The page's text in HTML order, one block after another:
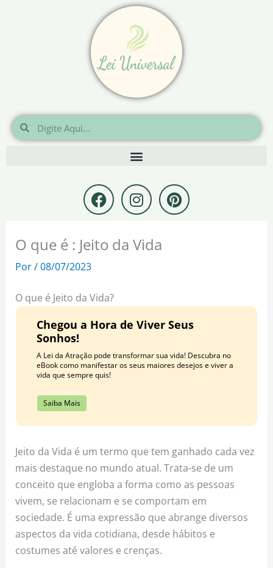
Pesquisar
Pesquisar
F
a
c
e
b
k
I
n
s
t
a
m
P
i
n
t
O que é : Jeito da Vida
Por/08/07/2023
O que é Jeito da Vida?
Chegou a Hora de Viver Seus
Sonhos!
A Lei da Atração pode transformar sua vida! Descubra no
eBook como manifestar os seus maiores desejos e viver a
vida que sempre quis!
Saiba Mais
Jeito da Vida é um termo que tem ganhado cada vez
mais destaque no mundo atual. Trata-se de um
conceito que engloba a forma como as pessoas
vivem, se relacionam e se comportam em
sociedade. É uma expressão que abrange diversos
aspectos da vida cotidiana, desde hábitos e
costumes até valores e crenças.